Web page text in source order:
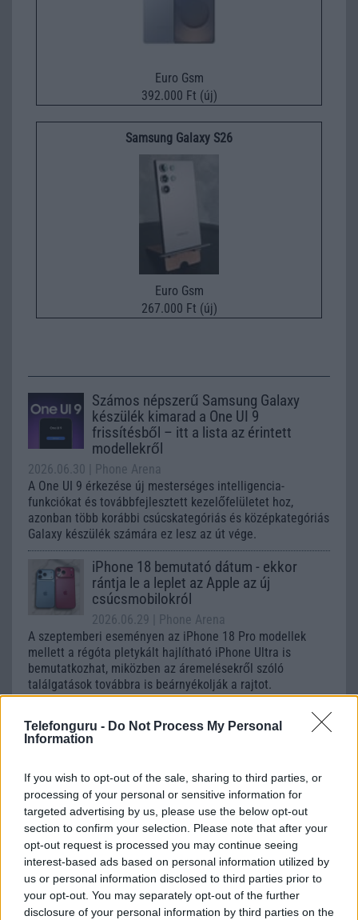
Telefonguru - Do Not Process My Personal
Information
If you wish to opt-out of the sale, sharing to third parties, or
processing of your personal or sensitive information for
targeted advertising by us, please use the below opt-out
section to confirm your selection. Please note that after your
opt-out request is processed you may continue seeing
interest-based ads based on personal information utilized by
us or personal information disclosed to third parties prior to
your opt-out. You may separately opt-out of the further
disclosure of your personal information by third parties on the
Euro Gsm
392.000 Ft (új)
Samsung Galaxy S26
Euro Gsm
267.000 Ft (új)
Számos népszerű Samsung Galaxy
készülék kimarad a One UI 9
frissítésből – itt a lista az érintett
modellekről
2026.06.30
| Phone Arena
A One UI 9 érkezése új mesterséges intelligencia-
funkciókat és továbbfejlesztett kezelőfelületet hoz,
azonban több korábbi csúcskategóriás és középkategóriás
Galaxy készülék számára ez lesz az út vége.
iPhone 18 bemutató dátum - ekkor
rántja le a leplet az Apple az új
csúcsmobilokról
2026.06.29
| Phone Arena
A szeptemberi eseményen az iPhone 18 Pro modellek
mellett a régóta pletykált hajlítható iPhone Ultra is
bemutatkozhat, miközben az áremelésekről szóló
találgatások továbbra is beárnyékolják a rajtot.
Az Android rejtett automatizmusai: hat
funkció, amely észrevétlenül könnyíti
meg a mindennapokat
2026.06.14
| Android Police
Sok felhasználó külön alkalmazásokra esküszik, pedig az
Android már évek óta olyan intelligens funkciókat kínál,
amelyek maguktól dolgoznak a háttérben.
Ez a rejtett Samsung funkció teljesen
megváltoztatja a mobilhasználatot –
sokan mégsem tudnak róla
2026.07.12| Android Central